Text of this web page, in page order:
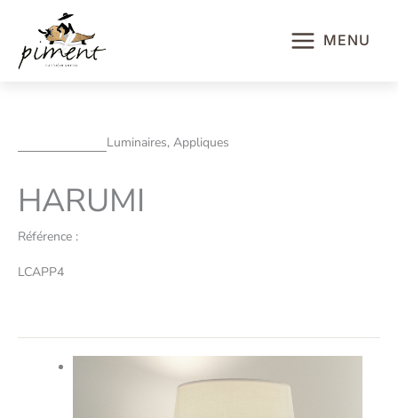
contenu
MENU
Luminaires, Appliques
HARUMI
Référence :
LCAPP4